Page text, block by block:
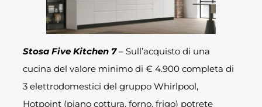
Stosa Five Kitchen 7– Sull’acquisto di una
cucina del valore minimo di € 4.900 completa di
3 elettrodomestici del gruppo Whirlpool,
Hotpoint (piano cottura, forno, frigo) potrete